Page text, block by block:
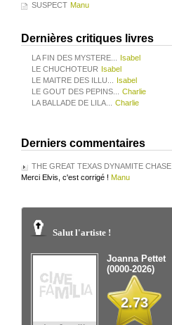
SUSPECT Manu
Dernières critiques livres
LA FIN DES MYSTERE...
Isabel
LE CHUCHOTEUR Isabel
LE MAITRE DES ILLU...
Isabel
LE GOUT DES PEPINS...
Charlie
LA BALLADE DE LILA...
Charlie
Derniers commentaires
THE GREAT TEXAS DYNAMITE CHASE
Merci Elvis, c'est corrigé ! Manu
Salut l'artiste !
Joanna Pettet
(0000-2026)
2.73